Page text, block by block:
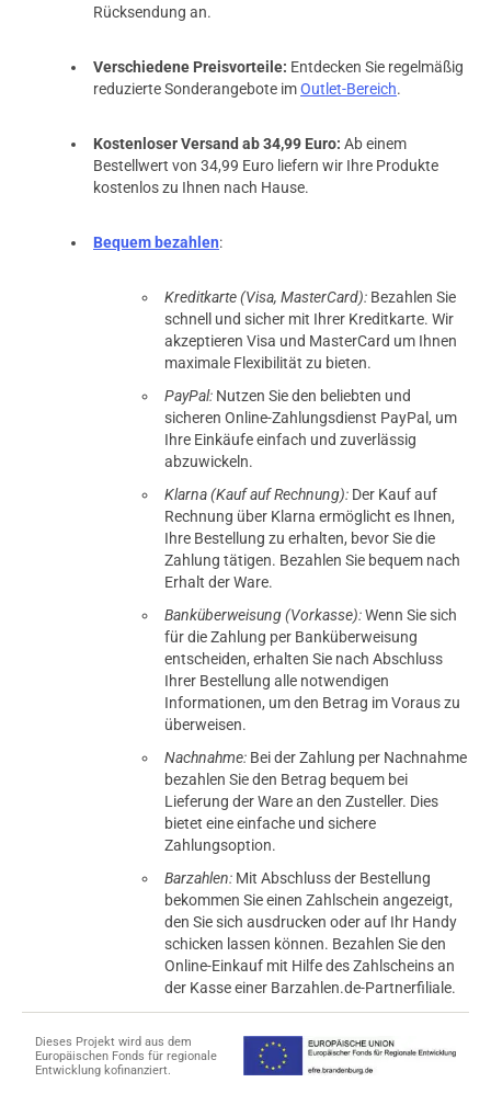
Rücksendung an.
Verschiedene Preisvorteile: Entdecken Sie regelmäßig
reduzierte Sonderangebote imOutlet-Bereich.
Kostenloser Versand ab 34,99 Euro: Ab einem
Bestellwert von 34,99 Euro liefern wir Ihre Produkte
kostenlos zu Ihnen nach Hause.
Bequem bezahlen:
Kreditkarte (Visa, MasterCard): Bezahlen Sie
schnell und sicher mit Ihrer Kreditkarte. Wir
akzeptieren Visa und MasterCard um Ihnen
maximale Flexibilität zu bieten.
PayPal: Nutzen Sie den beliebten und
sicheren Online-Zahlungsdienst PayPal, um
Ihre Einkäufe einfach und zuverlässig
abzuwickeln.
Klarna (Kauf auf Rechnung): Der Kauf auf
Rechnung über Klarna ermöglicht es Ihnen,
Ihre Bestellung zu erhalten, bevor Sie die
Zahlung tätigen. Bezahlen Sie bequem nach
Erhalt der Ware.
Banküberweisung (Vorkasse):Wenn Sie sich
für die Zahlung per Banküberweisung
entscheiden, erhalten Sie nach Abschluss
Ihrer Bestellung alle notwendigen
Informationen, um den Betrag im Voraus zu
überweisen.
Nachnahme: Bei der Zahlung per Nachnahme
bezahlen Sie den Betrag bequem bei
Lieferung der Ware an den Zusteller. Dies
bietet eine einfache und sichere
Zahlungsoption.
Barzahlen: Mit Abschluss der Bestellung
bekommen Sie einen Zahlschein angezeigt,
den Sie sich ausdrucken oder auf Ihr Handy
schicken lassen können. Bezahlen Sie den
Online-Einkauf mit Hilfe des Zahlscheins an
der Kasse einer Barzahlen.de-Partnerfiliale.
Dieses Projekt wird aus dem
Europäischen Fonds für regionale
Entwicklung kofinanziert.